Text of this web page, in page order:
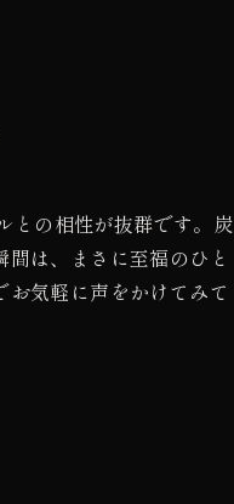
との相性が抜群です。
は、まさに至福のひ
お気軽に声をかけてみ